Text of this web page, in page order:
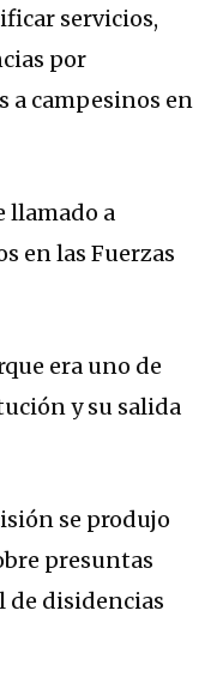
servicios,
por
a campesinos en
llamado a
en las Fuerzas
era uno de
y su salida
se produjo
presuntas
de disidencias